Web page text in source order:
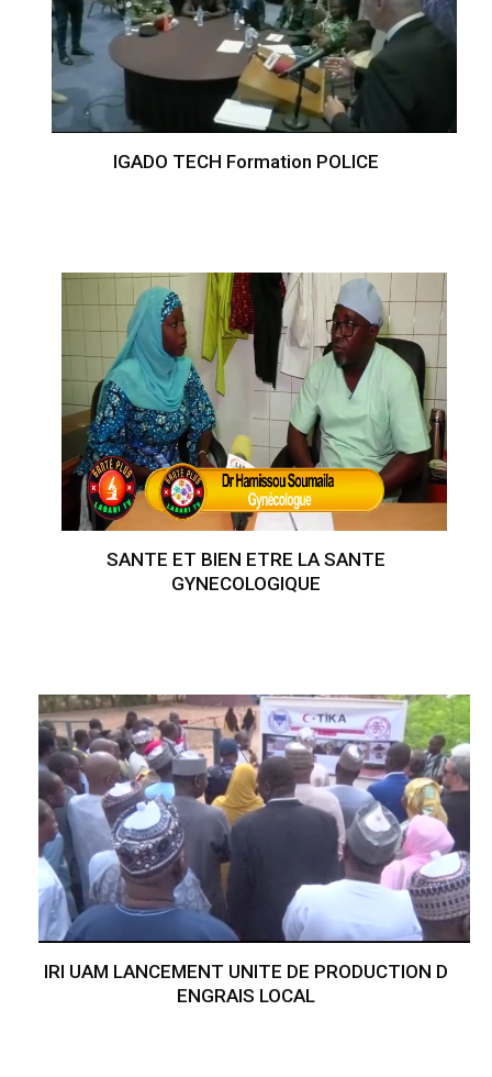
IGADO TECH Formation POLICE
SANTE ET BIEN ETRE LA SANTE
GYNECOLOGIQUE
IRI UAM LANCEMENT UNITE DE PRODUCTION D
ENGRAIS LOCAL